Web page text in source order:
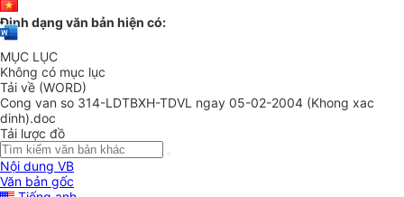
Định dạng văn bản hiện có:
MỤC LỤC
Không có mục lục
Tải về (WORD)
Cong van so 314-LDTBXH-TDVL ngay 05-02-2004 (Khong xac
dinh).doc
Tải lược đồ
Nội dung VB
Văn bản gốc